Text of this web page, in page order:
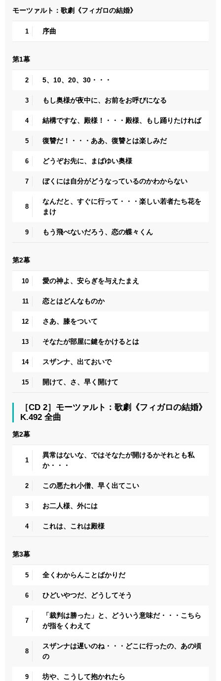
モーツァルト：歌劇《フィガロの結婚》
1 序曲
第1幕
2 5、10、20、30・・・
3 もし奥様が夜中に、お前をお呼びになる
4 結構ですな、殿様！・・・殿様、もし踊りたければ
5 復讐だ！・・・ああ、復讐とは楽しみだ
6 どうぞお先に、まばゆい奥様
7 ぼくには自分がどうなっているのかわからない
8
なんだと、すぐに行って・・・楽しい若者たち花を
まけ
9 もう飛べないだろう、恋の蝶々くん
第2幕
10 愛の神よ、安らぎを与えたまえ
11 恋とはどんなものか
12 さあ、膝をついて
13 そなたが部屋に鍵をかけるとは
14 スザンナ、出ておいで
15 開けて、さ、早く開けて
［CD 2］モーツァルト：歌劇《フィガロの結婚》
K.492 全曲
第2幕
1
異常はないな、ではそなたが開けるかそれとも私
か・・・
2 この悪たれ小僧、早く出てこい
3 お二人様、外には
4 これは、これは殿様
第3幕
5 全くわからんことばかりだ
6 ひどいやつだ、どうしてそう
7
「裁判は勝った」と、どういう意味だ・・・こちら
が指をくわえて
8
スザンナは遅いのね・・・どこに行ったの、あの頃
の
9 坊や、こうして抱かれたら